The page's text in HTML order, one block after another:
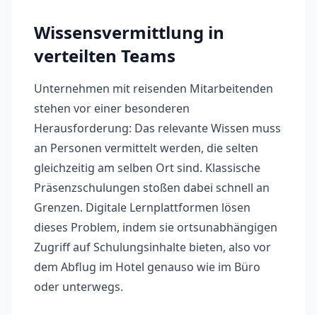
Wissensvermittlung in
verteilten Teams
Unternehmen mit reisenden Mitarbeitenden
stehen vor einer besonderen
Herausforderung: Das relevante Wissen muss
an Personen vermittelt werden, die selten
gleichzeitig am selben Ort sind. Klassische
Präsenzschulungen stoßen dabei schnell an
Grenzen. Digitale Lernplattformen lösen
dieses Problem, indem sie ortsunabhängigen
Zugriff auf Schulungsinhalte bieten, also vor
dem Abflug im Hotel genauso wie im Büro
oder unterwegs.